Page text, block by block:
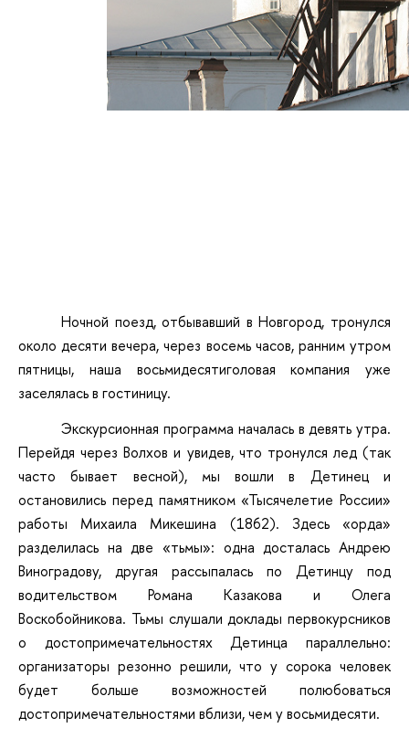
Ночной поезд, отбывавший в Новгород, тронулся
около десяти вечера, через восемь часов, ранним утром
пятницы, наша восьмидесятиголовая компания уже
заселялась в гостиницу.
Экскурсионная программа началась в девять утра.
Перейдя через Волхов и увидев, что тронулся лед (так
часто бывает весной), мы вошли в Детинец и
остановились перед памятником «Тысячелетие России»
работы Михаила Микешина (1862). Здесь «орда»
разделилась на две «тьмы»: одна досталась Андрею
Виноградову, другая рассыпалась по Детинцу под
водительством Романа Казакова и Олега
Воскобойникова. Тьмы слушали доклады первокурсников
о достопримечательностях Детинца параллельно:
организаторы резонно решили, что у сорока человек
будет больше возможностей полюбоваться
достопримечательностями вблизи, чем у восьмидесяти.